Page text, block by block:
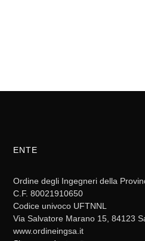
ENTE
Ordine degli Ingegneri della
C.F. 80021910650
Codice univoco UFTNNL
Via Salvatore Marano 15, 84123
www.ordineingsa.it